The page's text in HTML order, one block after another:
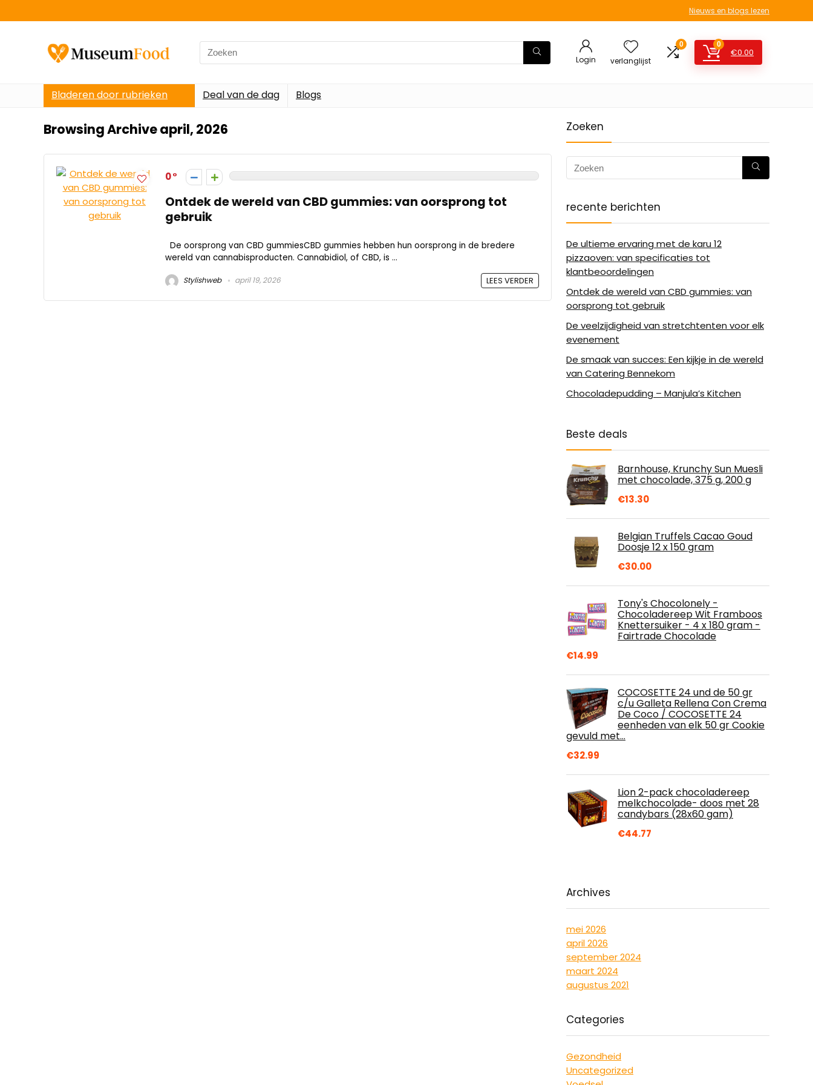
Nieuws en blogs lezen
Search
for:
Login verlanglijst
0 0
€0.00
Bladeren door rubrieken Deal van de dag Blogs
Browsing Archiveapril, 2026
0
Ontdek de wereld van CBD gummies: van oorsprong tot
gebruik
De oorsprong van CBD gummiesCBD gummies hebben hun oorsprong in de bredere
wereld van cannabisproducten. Cannabidiol, of CBD, is ...
Stylishweb april 19, 2026 LEES VERDER
Zoeken
recente berichten
De ultieme ervaring met de karu 12
pizzaoven: van specificaties tot
klantbeoordelingen
Ontdek de wereld van CBD gummies: van
oorsprong tot gebruik
De veelzijdigheid van stretchtenten voor elk
evenement
De smaak van succes: Een kijkje in de wereld
van Catering Bennekom
Chocoladepudding – Manjula’s Kitchen
Beste deals
Barnhouse, Krunchy Sun Muesli
met chocolade, 375 g, 200 g
€13.30
Belgian Truffels Cacao Goud
Doosje 12 x 150 gram
€30.00
Tony's Chocolonely -
Chocoladereep Wit Framboos
Knettersuiker - 4 x 180 gram -
Fairtrade Chocolade
€14.99
COCOSETTE 24 und de 50 gr
c/u Galleta Rellena Con Crema
De Coco / COCOSETTE 24
eenheden van elk 50 gr Cookie
gevuld met…
€32.99
Lion 2-pack chocoladereep
melkchocolade- doos met 28
candybars (28x60 gam)
€44.77
Archives
mei 2026
april 2026
september 2024
maart 2024
augustus 2021
Categories
Gezondheid
Uncategorized